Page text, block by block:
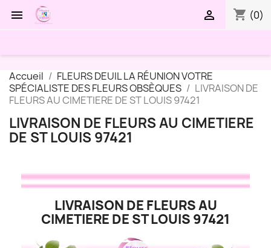
 shopping_cart (0)

Accueil
FLEURS DEUIL LA RÉUNION VOTRE
SPÉCIALISTE DES FLEURS OBSÈQUES
LIVRAISON DE
FLEURS AU CIMETIERE DE ST LOUIS 97421
LIVRAISON DE FLEURS AU CIMETIERE
DE ST LOUIS 97421
LIVRAISON DE FLEURS AU
CIMETIERE DE ST LOUIS 97421